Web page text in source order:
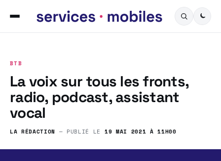
BTB
La voix sur tous les fronts,
radio, podcast, assistant
vocal
LA RÉDACTION — PUBLIÉ LE 19 MAI 2021 À 11H00